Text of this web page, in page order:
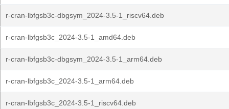
r-cran-lbfgsb3c-dbgsym_2024-3.5-1_riscv64.deb
r-cran-lbfgsb3c_2024-3.5-1_amd64.deb
r-cran-lbfgsb3c-dbgsym_2024-3.5-1_arm64.deb
r-cran-lbfgsb3c_2024-3.5-1_arm64.deb
r-cran-lbfgsb3c_2024-3.5-1_riscv64.deb